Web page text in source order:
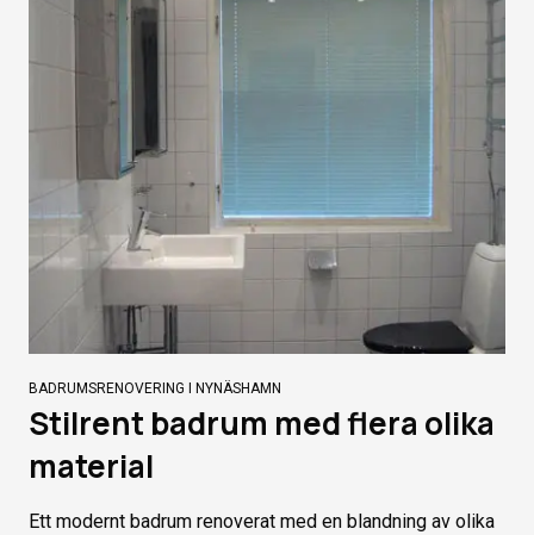
BADRUMSRENOVERING I NYNÄSHAMN
Stilrent badrum med flera olika
material
Ett modernt badrum renoverat med en blandning av olika